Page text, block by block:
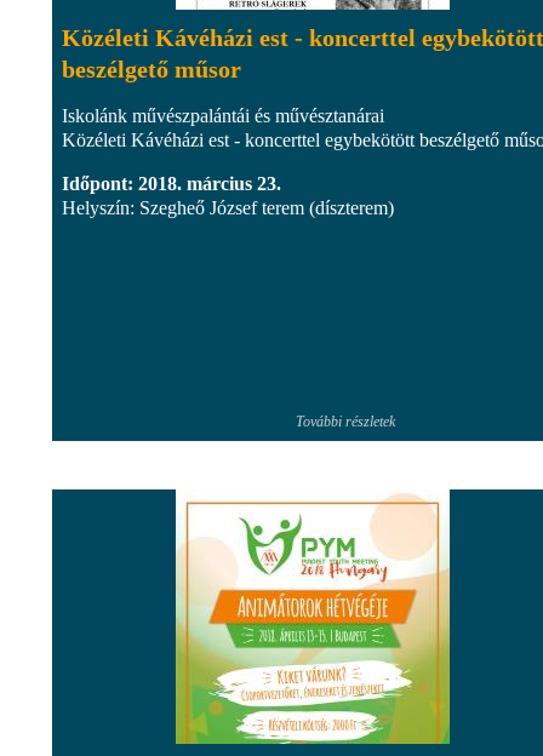
Közéleti Kávéházi est - koncerttel egybekötött
beszélgető műsor
Iskolánk művészpalántái és művésztanárai
Közéleti Kávéházi est - koncerttel egybekötött beszélgető
Időpont: 2018. március 23.
Helyszín: Szegheő József terem (díszterem)
További részletek